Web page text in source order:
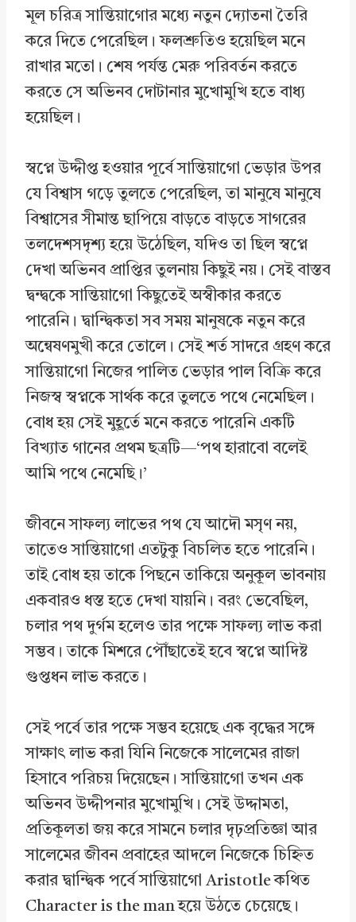
মূল চরিত্র সান্তিয়াগোর মধ্যে নতুন দ্যোতনা তৈরি
করে দিতে পেরেছিল। ফলশ্রুতিও হয়েছিল মনে
রাখার মতো। শেষ পর্যন্ত মেরু পরিবর্তন করতে
করতে সে অভিনব দোটানার মুখোমুখি হতে বাধ্য
হয়েছিল।
স্বপ্নে উদ্দীপ্ত হওয়ার পূর্বে সান্তিয়াগো ভেড়ার উপর
যে বিশ্বাস গড়ে তুলতে পেরেছিল, তা মানুষে মানুষে
বিশ্বাসের সীমান্ত ছাপিয়ে বাড়তে বাড়তে সাগরের
তলদেশসদৃশ্য হয়ে উঠেছিল, যদিও তা ছিল স্বপ্নে
দেখা অভিনব প্রাপ্তির তুলনায় কিছুই নয়। সেই বাস্তব
দ্বন্দ্বকে সান্তিয়াগো কিছুতেই অস্বীকার করতে
পারেনি। দ্বান্দ্বিকতা সব সময় মানুষকে নতুন করে
অন্বেষণমুখী করে তোলে। সেই শর্ত সাদরে গ্রহণ করে
সান্তিয়াগো নিজের পালিত ভেড়ার পাল বিক্রি করে
নিজস্ব স্বপ্নকে সার্থক করে তুলতে পথে নেমেছিল।
বোধ হয় সেই মুহূর্তে মনে করতে পারেনি একটি
বিখ্যাত গানের প্রথম ছত্রটি—‘পথ হারাবো বলেই
আমি পথে নেমেছি।’
জীবনে সাফল্য লাভের পথ যে আদৌ মসৃণ নয়,
তাতেও সান্তিয়াগো এতটুকু বিচলিত হতে পারেনি।
তাই বোধ হয় তাকে পিছনে তাকিয়ে অনুকূল ভাবনায়
একবারও ধস্ত হতে দেখা যায়নি। বরং ভেবেছিল,
চলার পথ দুর্গম হলেও তার পক্ষে সাফল্য লাভ করা
সম্ভব। তাকে মিশরে পৌঁছাতেই হবে স্বপ্নে আদিষ্ট
গুপ্তধন লাভ করতে।
সেই পর্বে তার পক্ষে সম্ভব হয়েছে এক বৃদ্ধের সঙ্গে
সাক্ষাৎ লাভ করা যিনি নিজেকে সালেমের রাজা
হিসাবে পরিচয় দিয়েছেন। সান্তিয়াগো তখন এক
অভিনব উদ্দীপনার মুখোমুখি। সেই উদ্দামতা,
প্রতিকূলতা জয় করে সামনে চলার দৃঢ়প্রতিজ্ঞা আর
সালেমের জীবন প্রবাহের আদলে নিজেকে চিহ্নিত
করার দ্বান্দ্বিক পর্বে সান্তিয়াগো Aristotle কথিত
Character is the man হয়ে উঠতে চেয়েছে।